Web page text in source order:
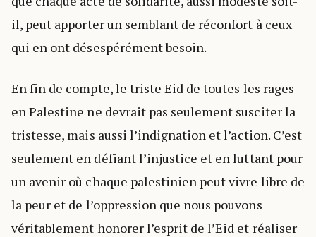
il, peut apporter un semblant de réconfort à ceux
qui en ont désespérément besoin.
En fin de compte, le triste Eid de toutes les rages
en Palestine ne devrait pas seulement susciter la
tristesse, mais aussi l’indignation et l’action. C’est
seulement en défiant l’injustice et en luttant pour
un avenir où chaque palestinien peut vivre libre de
la peur et de l’oppression que nous pouvons
véritablement honorer l’esprit de l’Eid et réaliser